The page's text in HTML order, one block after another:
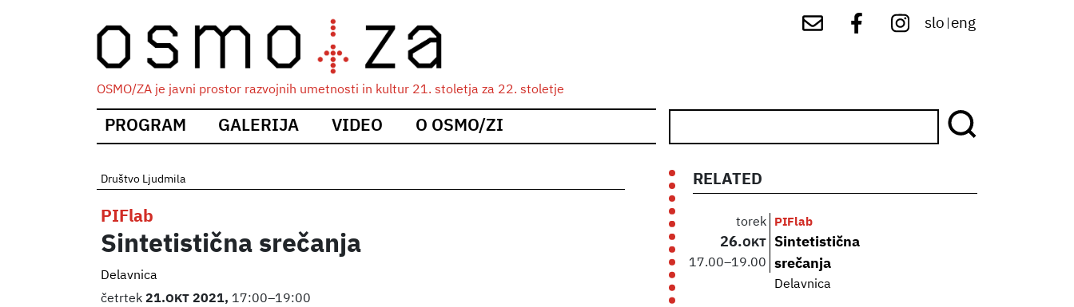
OSMO/ZA je javni prostor razvojnih umetnosti in kultur 21. stoletja za 22. stoletje
slo eng
Main
PROGRAM GALERIJA VIDEO O OSMO/ZI
Društvo Ljudmila
PIFlab
Sintetistična srečanja
Delavnica
četrtek 21.OKT 2021, 17:00–19:00
RELATED
torek
26.OKT
17.00–19.00
PIFlab
Sintetistična
srečanja
Delavnica